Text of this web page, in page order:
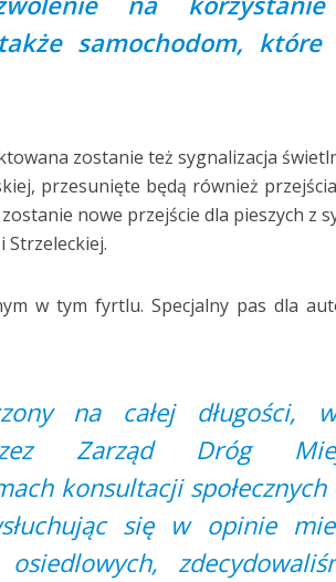
samochodom, które
zostanie też sygnalizacja
przesunięte będą również
nowe przejście dla pieszych z
Strzeleckiej.
w tym fyrtlu. Specjalny pas dla
na całej długości,
Zarząd Dróg
konsultacji społecznych
się w opinie